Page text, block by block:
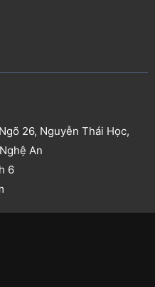
26, Nguyễn Thái Học,
An​
6​